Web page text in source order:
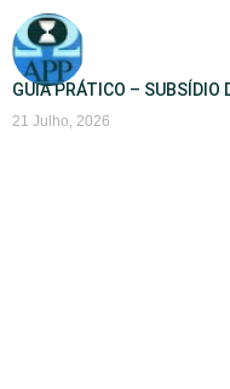
GUIA PRÁTICO – SUBSÍDIO
21 Julho, 2026